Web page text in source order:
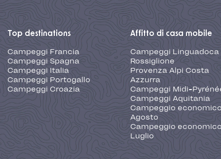
Top destinations
Campeggi Francia
Campeggi Spagna
Campeggi Italia
Campeggi Portogallo
Campeggi Croazia
Affitto di casa mobile
Campeggi Linguadoca
Rossiglione
Provenza Alpi Costa
Azzurra
Campeggi Midi-
Campeggi Aquitania
Campeggio
Agosto
Campeggio
Luglio